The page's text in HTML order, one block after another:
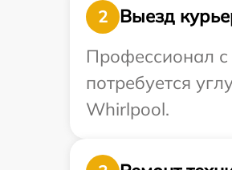
2
Выезд
Профессионал с
потребуется
Whirlpool.